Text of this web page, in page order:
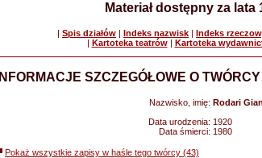
Materiał dostępny za lata
| Spis działów | Indeks nazwisk | Indeks
| Kartoteka teatrów| Kartoteka
INFORMACJE SZCZEGÓŁOWE O TWÓRCY
Nazwisko, imię: Rodari
Data urodzenia: 1920
Data śmierci: 1980
Pokaż wszystkie zapisy w haśle tego twórcy (43)